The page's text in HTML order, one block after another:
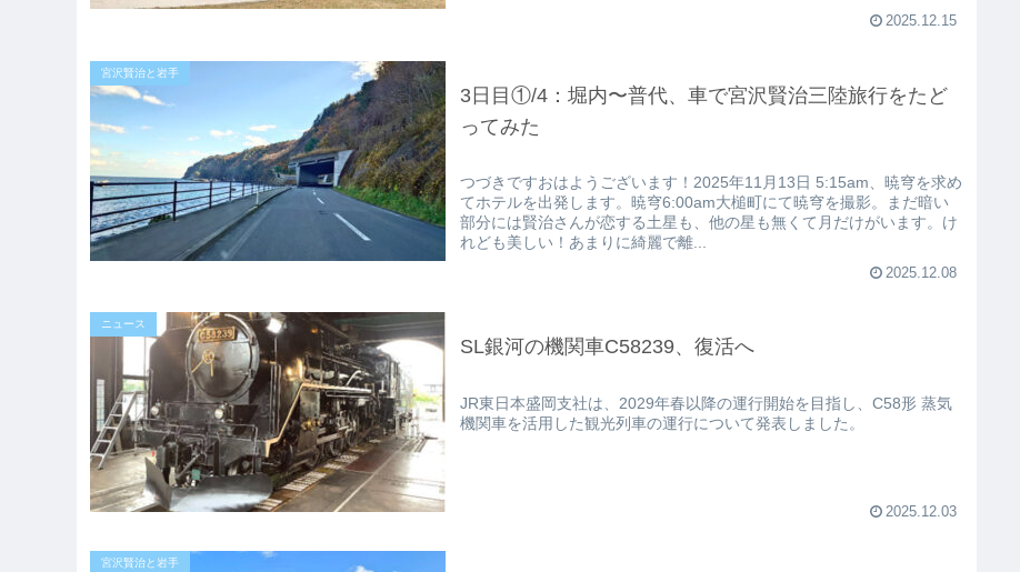
2025.12.15
宮沢賢治と岩手
3日目①/4：堀内〜普代、車で宮沢賢治三陸旅行をたど
ってみた
つづきですおはようございます！2025年11月13日 5:15am、暁穹を求め
てホテルを出発します。暁穹6:00am大槌町にて暁穹を撮影。まだ暗い
部分には賢治さんが恋する土星も、他の星も無くて月だけがいます。け
れども美しい！あまりに綺麗で離...
2025.12.08
ニュース
SL銀河の機関車C58239、復活へ
JR東日本盛岡支社は、2029年春以降の運行開始を目指し、C58形 蒸気
機関車を活用した観光列車の運行について発表しました。
2025.12.03
宮沢賢治と岩手